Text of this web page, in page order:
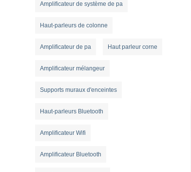
Amplificateur de système de pa
Haut-parleurs de colonne
Amplificateur de pa Haut parleur corne
Amplificateur mélangeur
Supports muraux d'enceintes
Haut-parleurs Bluetooth
Amplificateur Wifi
Amplificateur Bluetooth